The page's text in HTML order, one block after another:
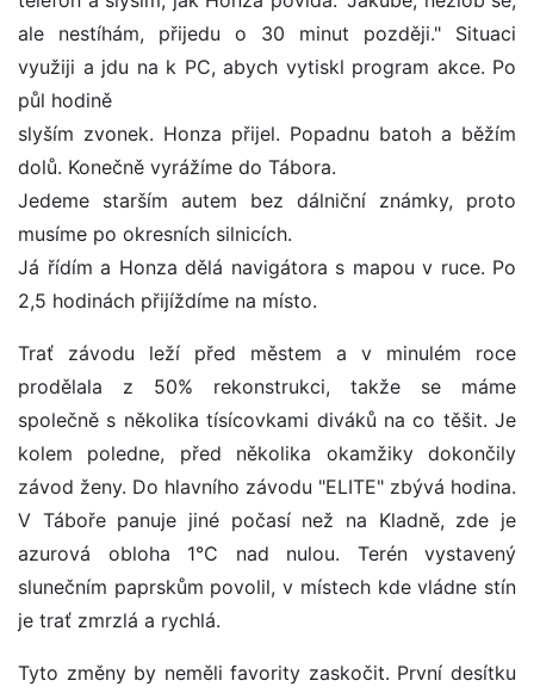
ale nestíhám, přijedu o 30 minut později." Situaci
využiji a jdu na k PC, abych vytiskl program akce. Po
půl hodině
slyším zvonek. Honza přijel. Popadnu batoh a běžím
dolů. Konečně vyrážíme do Tábora.
Jedeme starším autem bez dálniční známky, proto
musíme po okresních silnicích.
Já řídím a Honza dělá navigátora s mapou v ruce. Po
2,5 hodinách přijíždíme na místo.
Trať závodu leží před městem a v minulém roce
prodělala z 50% rekonstrukci, takže se máme
společně s několika tísícovkami diváků na co těšit. Je
kolem poledne, před několika okamžiky dokončily
závod ženy. Do hlavního závodu "ELITE" zbývá hodina.
V Táboře panuje jiné počasí než na Kladně, zde je
azurová obloha 1°C nad nulou. Terén vystavený
slunečním paprskům povolil, v místech kde vládne stín
je trať zmrzlá a rychlá.
Tyto změny by neměli favority zaskočit. První desítku